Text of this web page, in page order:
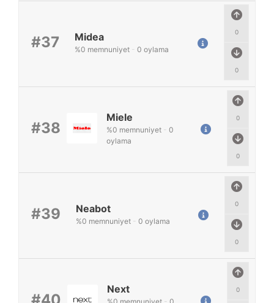
#37
0
0
Midea
%0 memnuniyet - 0 oylama
#38
0
0
Miele
%0 memnuniyet - 0
oylama
#39
0
0
Neabot
%0 memnuniyet - 0 oylama
0
Next